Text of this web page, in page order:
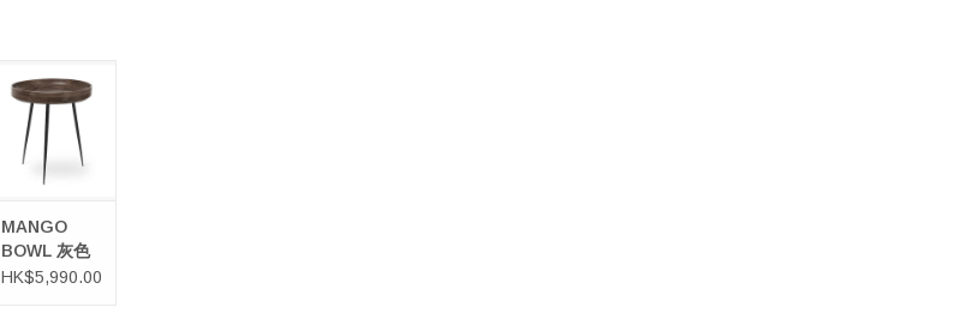
灰色芒果木邊桌
加入購物車
MANGO
BOWL 灰色
芒果木邊桌
HK$5,990.00